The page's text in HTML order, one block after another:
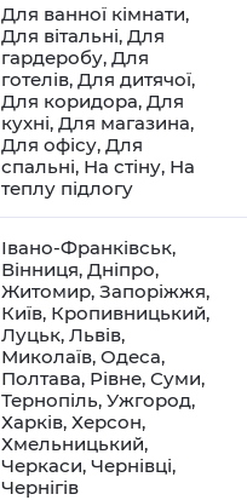
Для ванної кімнати,
Для вітальні, Для
гардеробу, Для
готелів, Для дитячої,
Для коридора, Для
кухні, Для магазина,
Для офісу, Для
спальні, На стіну, На
теплу підлогу
Івано-Франківськ,
Вінниця, Дніпро,
Житомир, Запоріжжя,
Київ, Кропивницький,
Луцьк, Львів,
Миколаїв, Одеса,
Полтава, Рівне, Суми,
Тернопіль, Ужгород,
Харків, Херсон,
Хмельницький,
Черкаси, Чернівці,
Чернігів